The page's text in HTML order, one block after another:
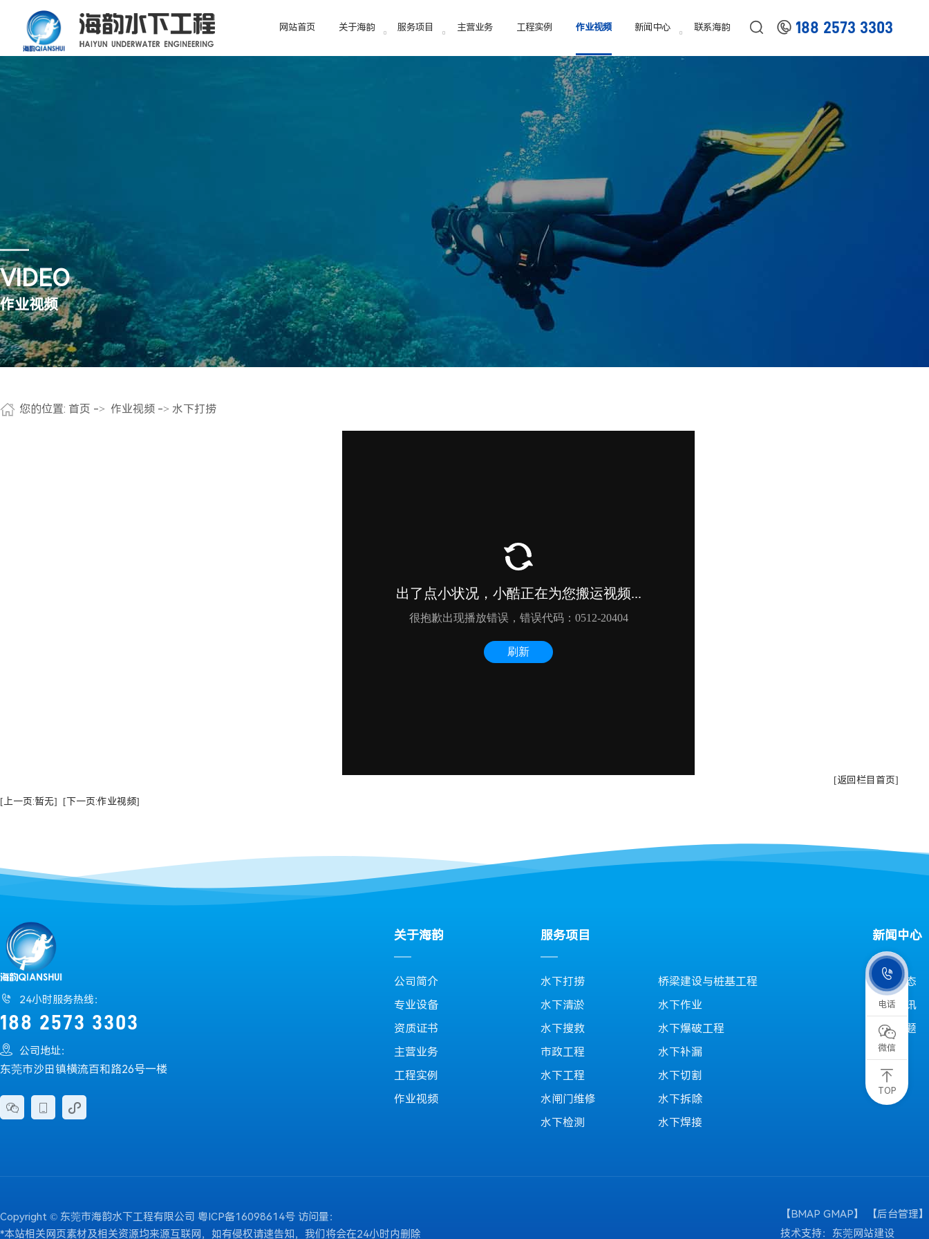
网站首页 关于海韵
东莞市海韵水下工程有限公司简称:“海韵潜水”是一家专门从事水下工程作业的公司，拥有一批专业的潜水队伍和先进的潜水设备。
我们的每一个潜水人员都是经过正规的专业培训和持有专业的证书证明，都有着数千次的水下作业实践，积累了丰富的水下工程经
公司简介
服务项目
水下搜救
水闸门维修 水下拆除 水下焊接
主营业务 工程实例 作业视频 新闻中心 联系海韵   188 2573 3303
VIDEO
作业视频
您的位置: 首页 -> 作业视频 -> 水下打捞
[返回栏目首页]
[上一页:暂无]
[下一页:作业视频]
 24小时服务热线：
188 2573 3303
 公司地址：
东莞市沙田镇横流百和路26号一楼
  
关于海韵
公司简介
专业设备
资质证书
主营业务
工程实例
作业视频
服务项目
水下打捞
桥梁建设与桩基工程
水下清淤
水下作业
水下搜救
水下爆破工程
市政工程
水下补漏
水下工程
水下切割
水闸门维修
水下拆除
水下检测
水下焊接
新闻中心
公司动态
行业资讯
常见问题
Copyright © 东莞市海韵水下工程有限公司 粤ICP备16098614号 访问量：
*本站相关网页素材及相关资源均来源互联网，如有侵权请速告知，我们将会在24小时内删除
【BMAP GMAP】 【后台管理】
技术支持： 东莞网站建设

电话

微信
TOP